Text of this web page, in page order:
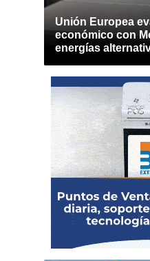
Unión Europea
económico con
energías